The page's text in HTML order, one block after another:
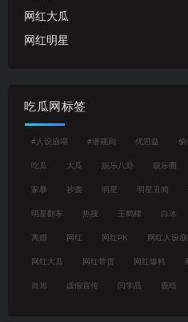
网红大瓜
网红明星
吃瓜网标签
#人设崩塌 #潜规则 优思益 偷
吃瓜 大瓜 娱乐八卦 娱乐圈
家暴 抄袭 明星 明星丑闻
明星翻车 热搜 王鹤棣 白冰
离婚 网红 网红PK 网红人设崩
网红大瓜 网红带货 网红爆料
肖旭 虚假宣传 闫学晶 鹿晗